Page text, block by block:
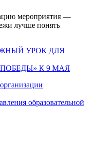
мероприятия —
лучше понять
УРОК ДЛЯ
К 9 МАЯ
образовательной